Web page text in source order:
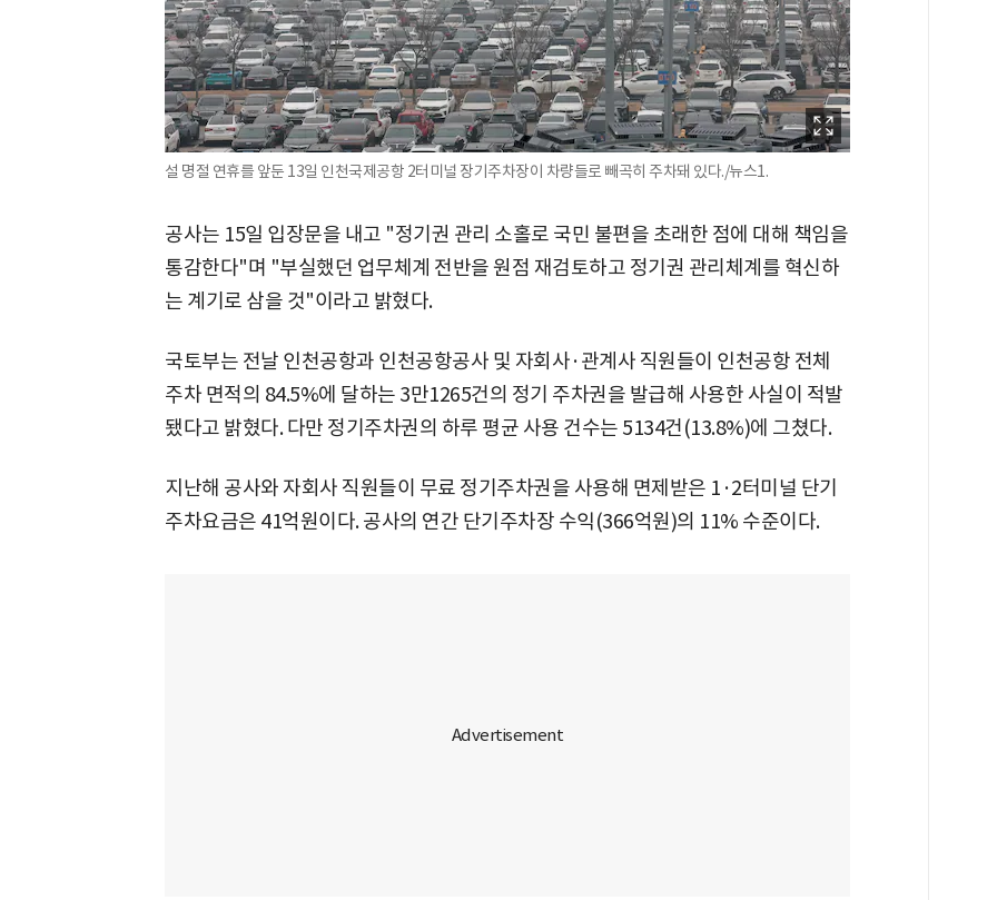
설 명절 연휴를 앞둔 13일 인천국제공항 2터미널 장기주차장이 차량들로 빼곡히 주차돼 있다./뉴스1.
공사는 15일 입장문을 내고 "정기권 관리 소홀로 국민 불편을 초래한 점에 대해 책임을
통감한다"며 "부실했던 업무체계 전반을 원점 재검토하고 정기권 관리체계를 혁신하
는 계기로 삼을 것"이라고 밝혔다.
국토부는 전날 인천공항과 인천공항공사 및 자회사·관계사 직원들이 인천공항 전체
주차 면적의 84.5%에 달하는 3만1265건의 정기 주차권을 발급해 사용한 사실이 적발
됐다고 밝혔다. 다만 정기주차권의 하루 평균 사용 건수는 5134건(13.8%)에 그쳤다.
지난해 공사와 자회사 직원들이 무료 정기주차권을 사용해 면제받은 1·2터미널 단기
주차요금은 41억원이다. 공사의 연간 단기주차장 수익(366억원)의 11% 수준이다.